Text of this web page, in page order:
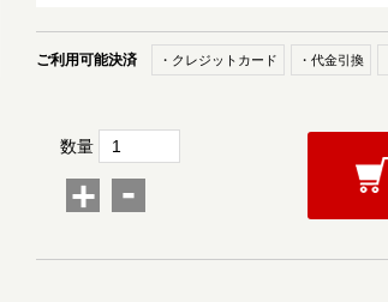
ご利用可能決済 ・クレジットカード ・代金引換
数量
+ -